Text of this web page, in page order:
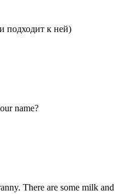
подходит к ней)
name?
There are some milk and